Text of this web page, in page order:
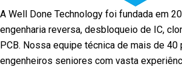
A Well Done Technology foi fundada em
engenharia reversa, desbloqueio de IC,
PCB. Nossa equipe técnica de mais de
engenheiros seniores com vasta